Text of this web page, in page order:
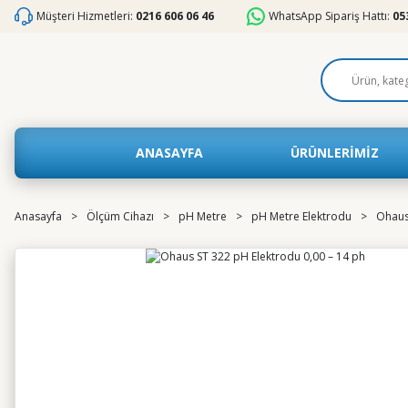
Müşteri Hizmetleri: 0216 606 06 46 WhatsApp Sipariş Hattı:
ANASAYFA ÜRÜNLERİMİZ
Anasayfa Ölçüm Cihazı pH Metre pH Metre Elektrodu